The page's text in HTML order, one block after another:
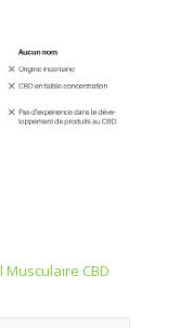
Musculaire CBD